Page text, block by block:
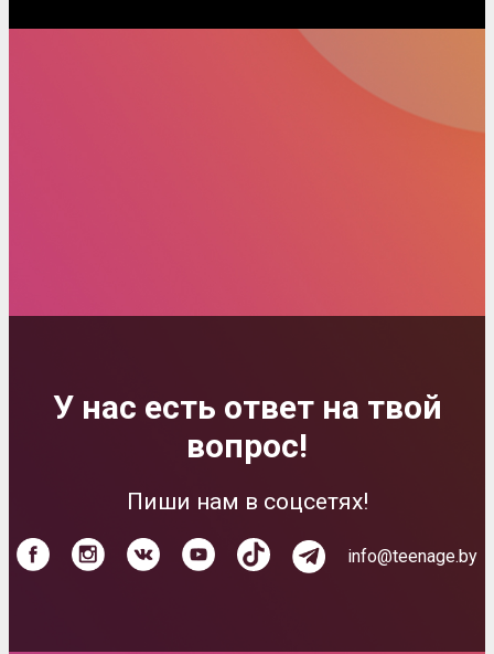
У нас есть ответ на твой
вопрос!
Пиши нам в соцсетях!
info@teenage.by